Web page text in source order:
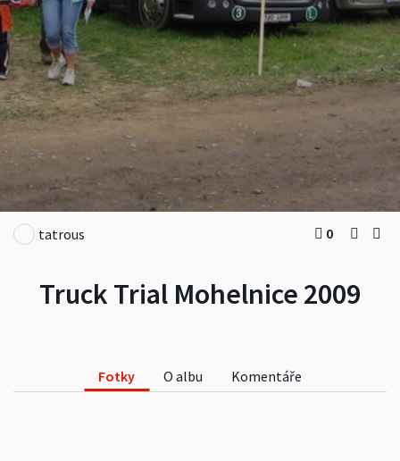
Truck Trial Mohelnice 2009
tatrous 0
Fotky O albu Komentáře